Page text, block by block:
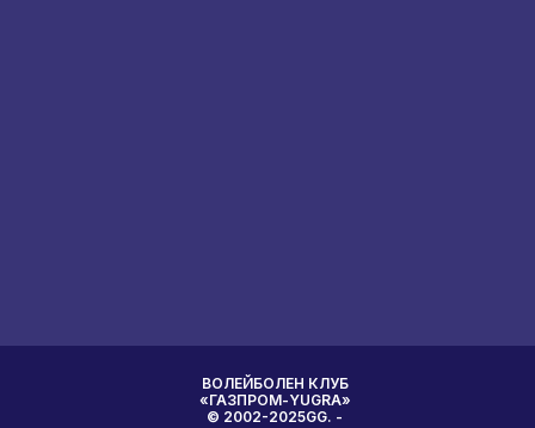
ВОЛЕЙБОЛЕН КЛУБ
«ГАЗПРОМ-YUGRA»
© 2002-2025GG. -